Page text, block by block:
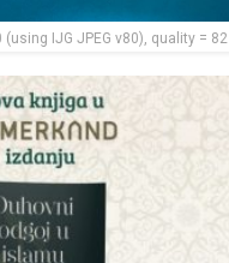
(using IJG JPEG v80), quality = 82